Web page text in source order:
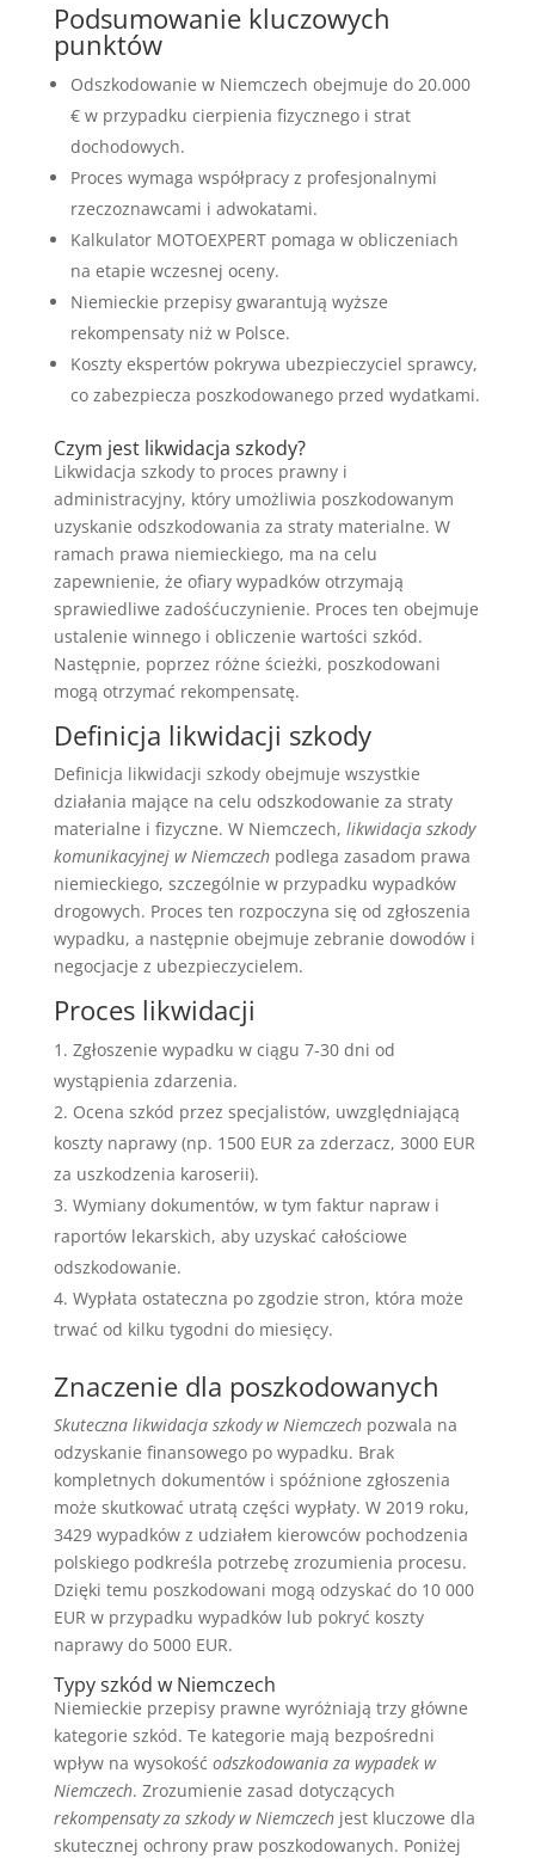
Podsumowanie kluczowych
punktów
Odszkodowanie w Niemczech obejmuje do 20.000
€ w przypadku cierpienia fizycznego i strat
dochodowych.
Proces wymaga współpracy z profesjonalnymi
rzeczoznawcami i adwokatami.
Kalkulator MOTOEXPERT pomaga w obliczeniach
na etapie wczesnej oceny.
Niemieckie przepisy gwarantują wyższe
rekompensaty niż w Polsce.
Koszty ekspertów pokrywa ubezpieczyciel sprawcy,
co zabezpiecza poszkodowanego przed wydatkami.
Czym jest likwidacja szkody?
Likwidacja szkody to proces prawny i
administracyjny, który umożliwia poszkodowanym
uzyskanie odszkodowania za straty materialne. W
ramach prawa niemieckiego, ma na celu
zapewnienie, że ofiary wypadków otrzymają
sprawiedliwe zadośćuczynienie. Proces ten obejmuje
ustalenie winnego i obliczenie wartości szkód.
Następnie, poprzez różne ścieżki, poszkodowani
mogą otrzymać rekompensatę.
Definicja likwidacji szkody
Definicja likwidacji szkody obejmuje wszystkie
działania mające na celu odszkodowanie za straty
materialne i fizyczne. W Niemczech, likwidacja szkody
komunikacyjnej w Niemczechpodlega zasadom prawa
niemieckiego, szczególnie w przypadku wypadków
drogowych. Proces ten rozpoczyna się od zgłoszenia
wypadku, a następnie obejmuje zebranie dowodów i
negocjacje z ubezpieczycielem.
Proces likwidacji
Zgłoszenie wypadku w ciągu 7-30 dni od
wystąpienia zdarzenia.
Ocena szkód przez specjalistów, uwzględniającą
koszty naprawy (np. 1500 EUR za zderzacz, 3000 EUR
za uszkodzenia karoserii).
Wymiany dokumentów, w tym faktur napraw i
raportów lekarskich, aby uzyskać całościowe
odszkodowanie.
Wypłata ostateczna po zgodzie stron, która może
trwać od kilku tygodni do miesięcy.
Znaczenie dla poszkodowanych
Skuteczna likwidacja szkody w Niemczechpozwala na
odzyskanie finansowego po wypadku. Brak
kompletnych dokumentów i spóźnione zgłoszenia
może skutkować utratą części wypłaty. W 2019 roku,
3429 wypadków z udziałem kierowców pochodzenia
polskiego podkreśla potrzebę zrozumienia procesu.
Dzięki temu poszkodowani mogą odzyskać do 10 000
EUR w przypadku wypadków lub pokryć koszty
naprawy do 5000 EUR.
Typy szkód w Niemczech
Niemieckie przepisy prawne wyróżniają trzy główne
kategorie szkód. Te kategorie mają bezpośredni
wpływ na wysokość odszkodowania za wypadek w
Niemczech. Zrozumienie zasad dotyczących
rekompensaty za szkody w Niemczechjest kluczowe dla
skutecznej ochrony praw poszkodowanych. Poniżej